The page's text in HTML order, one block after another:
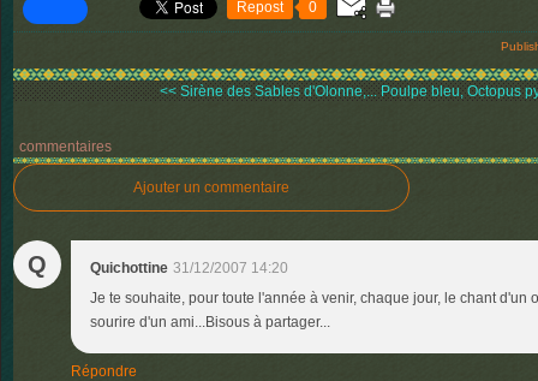
Repost 0
<< Sirène des Sables d'Olonne,... Poulpe bleu, Octopus
commentaires
Ajouter un commentaire
Q Quichottine 31/12/2007 14:20
Je te souhaite, pour toute l'année à venir, chaque jour, le chant d'un
sourire d'un ami...Bisous à partager...
Répondre